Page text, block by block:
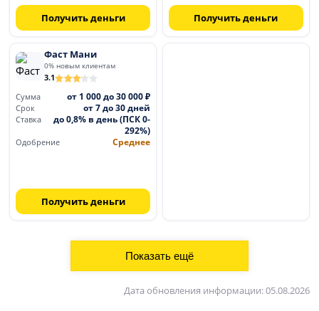
Получить деньги Получить деньги
Фаст Мани
0% новым клиентам
3.1
Сумма
от 1 000 до 30 000 ₽
Срок от 7 до 30 дней
Ставка
до 0,8% в день (ПСК 0-
292%)
Одобрение Среднее
Получить деньги
Дата обновления информации: 05.08.2026